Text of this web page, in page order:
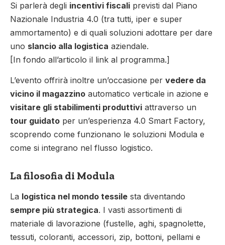
Si parlerà degli incentivi fiscali previsti dal Piano
Nazionale Industria 4.0 (tra tutti, iper e super
ammortamento) e di quali soluzioni adottare per dare
uno slancio alla logistica aziendale.
[In fondo all’articolo il link al programma.]
L’evento offrirà inoltre un’occasione per vedere da
vicino il magazzino automatico verticale in azione e
visitare gli stabilimenti produttivi attraverso un
tour guidato per un’esperienza 4.0 Smart Factory,
scoprendo come funzionano le soluzioni Modula e
come si integrano nel flusso logistico.
La filosofia di Modula
La logistica nel mondo tessile sta diventando
sempre più strategica. I vasti assortimenti di
materiale di lavorazione (fustelle, aghi, spagnolette,
tessuti, coloranti, accessori, zip, bottoni, pellami e